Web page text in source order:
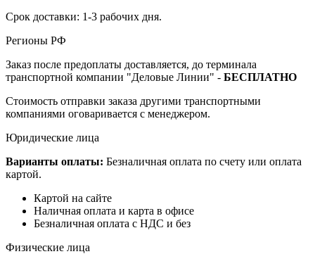
Срок доставки: 1-3 рабочих дня.
Регионы РФ
Заказ после предоплаты доставляется, до терминала
транспортной компании "Деловые Линии" - БЕСПЛАТНО
Стоимость отправки заказа другими транспортными
компаниями оговаривается с менеджером.
Юридические лица
Варианты оплаты: Безналичная оплата по счету или оплата
картой.
Картой на сайте
Наличная оплата и карта в офисе
Безналичная оплата с НДС и без
Физические лица